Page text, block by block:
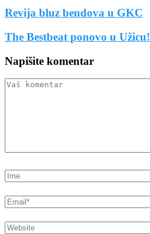
Revija bluz bendova u GKC
The Bestbeat ponovo u Užicu!
Napišite komentar